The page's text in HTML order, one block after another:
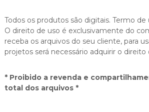
Todos os produtos são digitais. Termo de
O direito de uso é exclusivamente do
receba os arquivos do seu cliente, para
projetos será necessário adquirir o direito
* Proibido a revenda e
total dos arquivos *